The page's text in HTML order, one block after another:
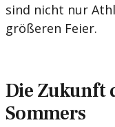
sind nicht nur
größeren Feier.
Die Zukunft
Sommers